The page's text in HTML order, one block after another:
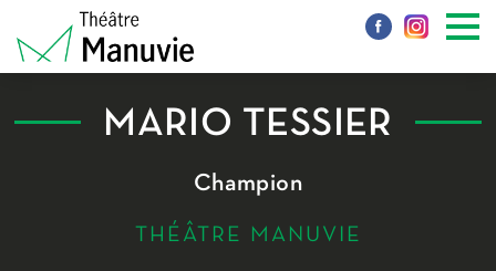
MARIO TESSIER
Champion
THÉÂTRE MANUVIE